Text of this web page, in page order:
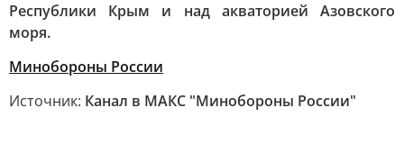
Республики Крым и над акваторией Азовского
моря.
Минобороны России
Источник: Канал в МАКС "Минобороны России"